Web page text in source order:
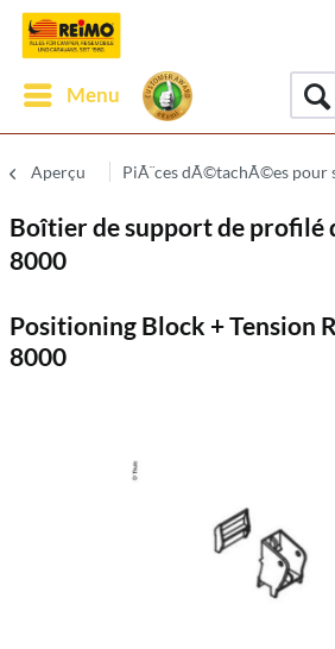
Menu
Aperçu PiÃ¨ces dÃ©tachÃ©es pour
Boîtier de support de profilé
8000
Positioning Block + Tension
8000